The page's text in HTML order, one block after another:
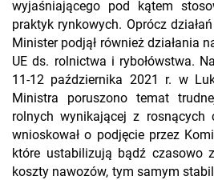
wyjaśniającego pod kątem
praktyk rynkowych. Oprócz
Minister podjął również działania
UE ds. rolnictwa i rybołówstwa.
11-12 października 2021 r. w
Ministra poruszono temat
rolnych wynikającej z rosnących
wnioskował o podjęcie przez
które ustabilizują bądź czasowo
koszty nawozów, tym samym